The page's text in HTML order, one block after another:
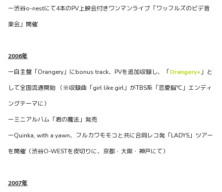
NEWS
【10月・11月のライブのお知らせ】
11/17日曜夜です。 それぞれ趣向を変えて演奏しようと思い
ます ご予約は waffleticket@gmail.co...
ー渋谷o-nestにて4本のPV上映会付きワンマンライブ「ワッフルズのビデ音
楽会」開催
2006年
ー自主盤「Orangery」にbonus track、PVを追加収録し、「Orangery+ 」と
して全国流通開始 （※収録曲「girl like girl」がTBS系「恋愛脳℃」エンディ
ングテーマに）
ーミニアルバム「君の魔法」発売
ーQuinka, with a yawn、フルカワモモコと共に合同レコ発「LADYS」ツアー
を開催（渋谷O-WESTを皮切りに、京都・大阪・神戸にて）
2007年